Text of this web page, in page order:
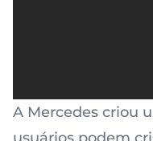
A Mercedes criou